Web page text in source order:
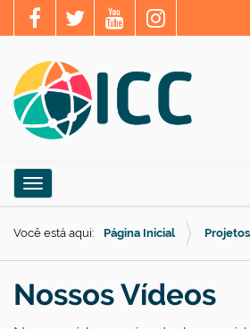
Toggle navigation
Você está aqui: Página Inicial Projetos
Nossos Vídeos